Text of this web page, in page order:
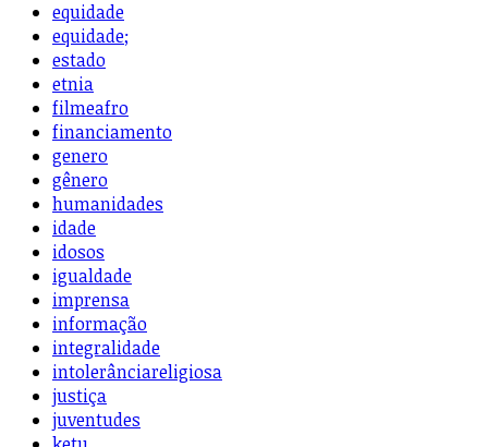
equidade
equidade;
estado
etnia
filmeafro
financiamento
genero
gênero
humanidades
idade
idosos
igualdade
imprensa
informação
integralidade
intolerânciareligiosa
justiça
juventudes